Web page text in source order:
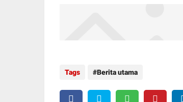
Tags Berita utama